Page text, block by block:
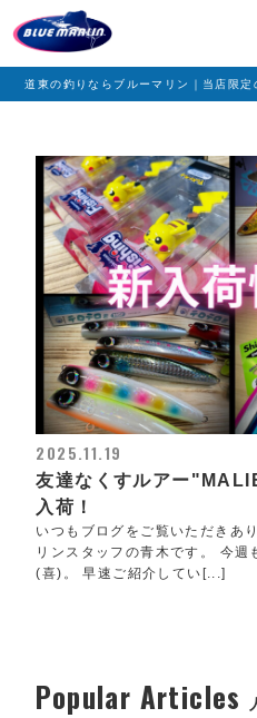
道東の釣りならブルーマリン｜当店限定
2025.11.19
友達なくすルアー
入荷！
いつもブログをご覧いただきあ
リンスタッフの青木です。 今週
(喜)。 早速ご紹介してい[...]
Popular Articles